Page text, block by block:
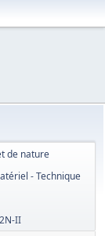
de nature
- Technique
II